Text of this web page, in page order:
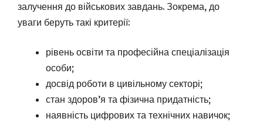
залучення до військових завдань. Зокрема, до
уваги беруть такі критерії:
рівень освіти та професійна спеціалізація
особи;
досвід роботи в цивільному секторі;
стан здоров’я та фізична придатність;
наявність цифрових та технічних навичок;